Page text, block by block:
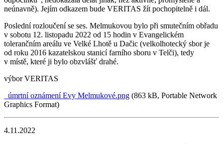
neúnavně). Jejím odkazem bude VERITAS žít pochopitelně i dál.
Poslední rozloučení se ses. Melmukovou bylo při smutečním obřadu
v sobotu 12. listopadu 2022 od 15 hodin v Evangelickém
tolerančním areálu ve Velké Lhotě u Dačic (velkolhotecký sbor je
od roku 2016 kazatelskou stanicí farního sboru v Telči), tedy
v místě, které ji bylo obzvlášť drahé.
výbor VERITAS
úmrtní oznámení Evy Melmukové.png (863 kB, Portable Network
Graphics Format)
4.11.2022